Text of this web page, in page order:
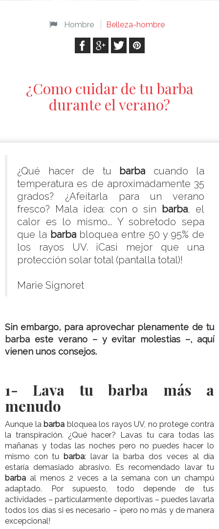
Hombre Belleza-hombre
¿Como cuidar de tu barba
durante el verano?
¿Qué hacer de tu barba cuando la
temperatura es de aproximadamente 35
grados? ¿Afeitarla para un verano
fresco? Mala idea: con o sin barba, el
calor es lo mismo... Y sobretodo sepa
que la barbabloquea entre 50 y 95% de
los rayos UV. ¡Casi mejor que una
protección solar total (pantalla total)!
Marie Signoret
Sin embargo, para aprovechar plenamente de tu
barba este verano – y evitar molestias –, aquí
vienen unos consejos.
1- Lava tu barba más a
menudo
Aunque la barba bloquea los rayos UV, no protege contra
la transpiración. ¿Qué hacer? Lavas tu cara todas las
mañanas y todas las noches pero no puedes hacer lo
mismo con tu barba: lavar la barba dos veces al día
estaría demasiado abrasivo. Es recomendado lavar tu
barba al menos 2 veces a la semana con un champú
adaptado. Por supuesto, todo depende de tus
actividades – particularmente deportivas – puedes lavarla
todos los días si es necesario – ¡pero no más y de manera
excepcional!